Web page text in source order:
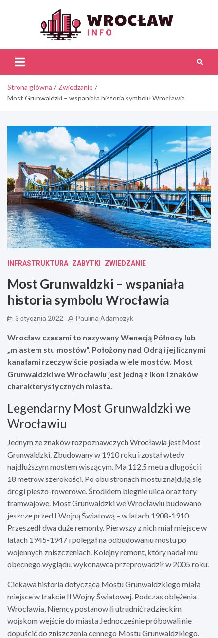
Strona główna
Zwiedzanie
Most Grunwaldzki – wspaniała historia symbolu Wrocławia
INFRASTRUKTURA ZABYTKI ZWIEDZANIE
Most Grunwaldzki – wspaniała
historia symbolu Wrocławia
3 stycznia 2022 Paulina Adamczyk
Wrocław czasami to nazywany Wenecją Północy lub
„miastem stu mostów”. Położony nad Odrą i jej licznymi
kanałami rzeczywiście posiada wiele mostów. Most
Grunwaldzki we Wrocławiu jest jedną z ikon i znaków
charakterystycznych miasta.
Legendarny Most Grunwaldzki we
Wrocławiu
Jednym ze znaków rozpoznawczych Wrocławia jest Most
Grunwaldzki. Zbudowany w 1910 roku i został wtedy
najdłuższym mostem wiszącym. Ma 112,5 metra długości i
18 metrów szerokości. Po obu stronach mostu znajdują się
drogi pieszo-rowerowe. Środkiem biegnie ulica oraz tory
tramwajowe. Most Grunwaldzki we Wrocławiu budowano
jeszcze przed I Wojną Światową – w latach 1908-1910.
Przeszedł dwa duże remonty. Pierwszy z nich miał miejsce w
latach 1945-1947 i polegał na odbudowaniu mostu po
wojennych zniszczeniach. Kolejny remont, który nadał mu
obecnego wyglądu, wykonawca przeprowadził w 2005 roku.
Ciekawa historia dotycząca Mostu Grunwaldzkiego miała
miejsce w trakcie II Wojny Światowej. Podczas oblężenia
Wrocławia, Niemcy postanowili utrudnić radzieckim
wojskom wejście do miasta Jednocześnie próbowali nie
dopuścić do zniszczenia cennego Mostu Grunwaldzkiego.